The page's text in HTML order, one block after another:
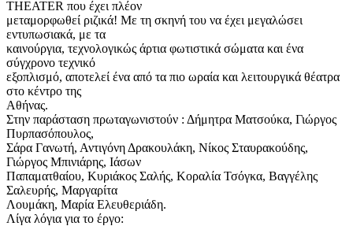
THEATER που έχει πλέον
μεταμορφωθεί ριζικά! Με τη σκηνή του να έχει μεγαλώσει
εντυπωσιακά, με τα
καινούργια, τεχνολογικώς άρτια φωτιστικά σώματα και ένα
σύγχρονο τεχνικό
εξοπλισμό, αποτελεί ένα από τα πιο ωραία και λειτουργικά θέατρα
στο κέντρο της
Αθήνας.
Στην παράσταση πρωταγωνιστούν : Δήμητρα Ματσούκα, Γιώργος
Πυρπασόπουλος,
Σάρα Γανωτή, Αντιγόνη Δρακουλάκη, Νίκος Σταυρακούδης,
Γιώργος Μπινιάρης, Ιάσων
Παπαματθαίου, Κυριάκος Σαλής, Κοραλία Τσόγκα, Βαγγέλης
Σαλευρής, Μαργαρίτα
Λουμάκη, Μαρία Ελευθεριάδη.
Λίγα λόγια για το έργο: